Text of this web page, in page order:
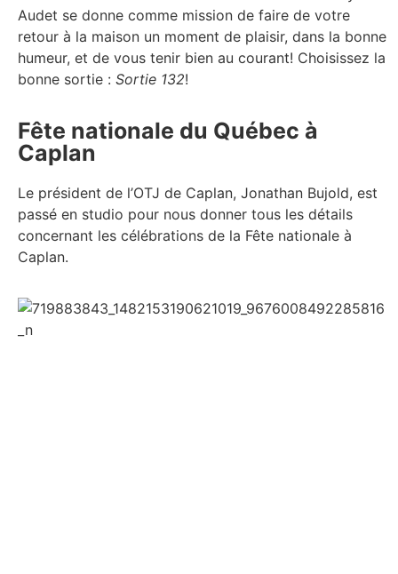
Audet se donne comme mission de faire de votre
retour à la maison un moment de plaisir, dans la bonne
humeur, et de vous tenir bien au courant! Choisissez la
bonne sortie : Sortie 132!
Fête nationale du Québec à
Caplan
Le président de l’OTJ de Caplan, Jonathan Bujold, est
passé en studio pour nous donner tous les détails
concernant les célébrations de la Fête nationale à
Caplan.